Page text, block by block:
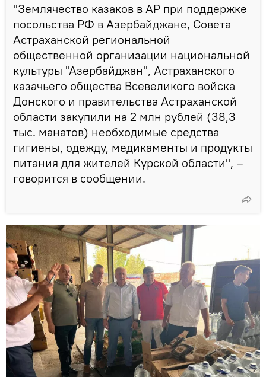
"Землячество казаков в АР при поддержке
посольства РФ в Азербайджане, Совета
Астраханской региональной
общественной организации национальной
культуры "Азербайджан", Астраханского
казачьего общества Всевеликого войска
Донского и правительства Астраханской
области закупили на 2 млн рублей (38,3
тыс. манатов) необходимые средства
гигиены, одежду, медикаменты и продукты
питания для жителей Курской области", –
говорится в сообщении.